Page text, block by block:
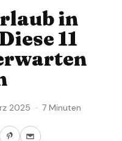
in
11
2025 · 7 Minuten